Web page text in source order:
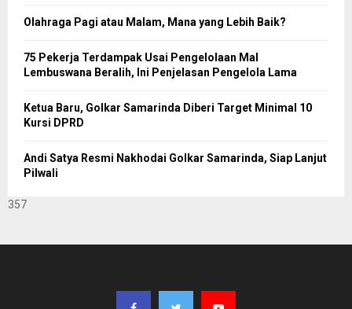
Olahraga Pagi atau Malam, Mana yang Lebih Baik?
75 Pekerja Terdampak Usai Pengelolaan Mal
Lembuswana Beralih, Ini Penjelasan Pengelola Lama
Ketua Baru, Golkar Samarinda Diberi Target Minimal 10
Kursi DPRD
Andi Satya Resmi Nakhodai Golkar Samarinda, Siap Lanjut
Pilwali
357